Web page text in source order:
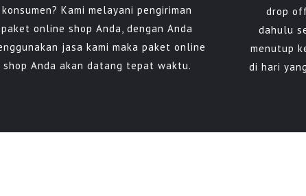
konsumen? Kami melayani pengiriman
paket online shop Anda, dengan Anda
jasa kami maka paket online
shop Anda akan datang tepat waktu.
drop
dahulu
menutup
di hari